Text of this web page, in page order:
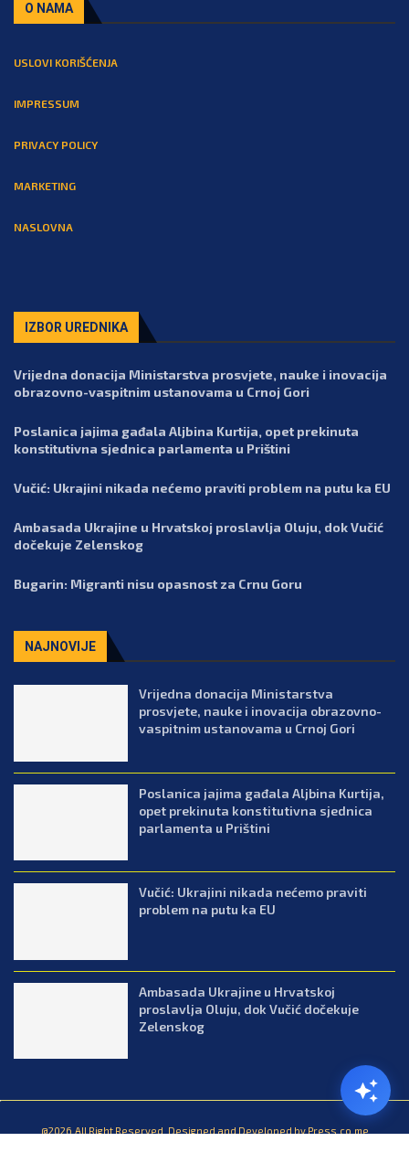
O NAMA
USLOVI KORIŠĆENJA
IMPRESSUM
PRIVACY POLICY
MARKETING
NASLOVNA
IZBOR UREDNIKA
Vrijedna donacija Ministarstva prosvjete, nauke i inovacija
obrazovno-vaspitnim ustanovama u Crnoj Gori
Poslanica jajima gađala Aljbina Kurtija, opet prekinuta
konstitutivna sjednica parlamenta u Prištini
Vučić: Ukrajini nikada nećemo praviti problem na putu ka EU
Ambasada Ukrajine u Hrvatskoj proslavlja Oluju, dok Vučić
dočekuje Zelenskog
Bugarin: Migranti nisu opasnost za Crnu Goru
NAJNOVIJE
Vrijedna donacija Ministarstva
prosvjete, nauke i inovacija obrazovno-
vaspitnim ustanovama u Crnoj Gori
Poslanica jajima gađala Aljbina Kurtija,
opet prekinuta konstitutivna sjednica
parlamenta u Prištini
Vučić: Ukrajini nikada nećemo praviti
problem na putu ka EU
Ambasada Ukrajine u Hrvatskoj
proslavlja Oluju, dok Vučić dočekuje
Zelenskog
@2026.All Right Reserved. Designed and Developed by Press.co.me